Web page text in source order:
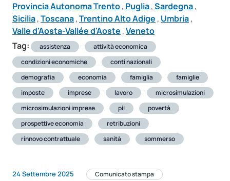
Provincia Autonoma Trento, Puglia,Sardegna,
Sicilia,Toscana,Trentino Alto Adige , Umbria,
Valle d'Aosta-Vallée d'Aoste ,Veneto
Tag:
assistenza
attività economica
condizioni economiche
conti nazionali
demografia
economia famiglia
famiglie
imposte
imprese lavoro
microsimulazioni
microsimulazioni imprese
pil
povertà
prospettive economia
retribuzioni
rinnovo contrattuale
sanità sommerso
24 Settembre 2025 Comunicato stampa